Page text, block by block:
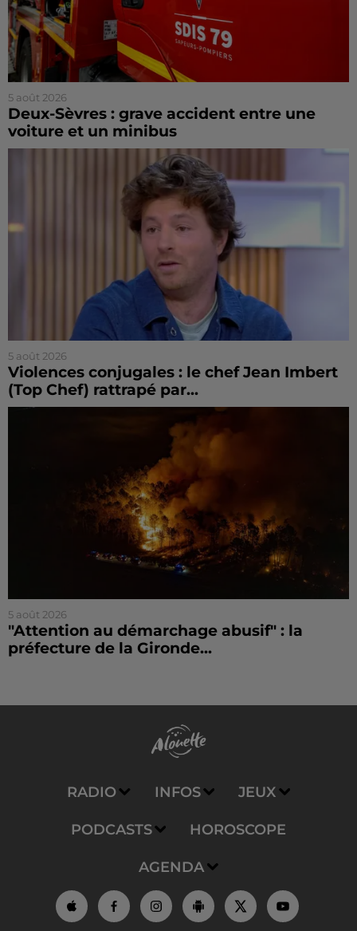
5 août 2026
Deux-Sèvres : grave accident entre une
voiture et un minibus
5 août 2026
Violences conjugales : le chef Jean Imbert
(Top Chef) rattrapé par...
5 août 2026
"Attention au démarchage abusif" : la
préfecture de la Gironde...
RADIO INFOS JEUX
PODCASTS HOROSCOPE
AGENDA